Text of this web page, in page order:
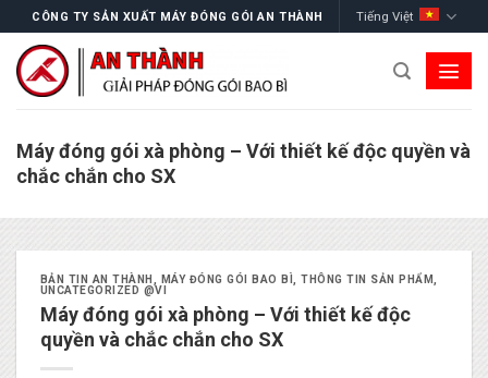
to
content
CÔNG TY SẢN XUẤT MÁY ĐÓNG GÓI AN THÀNH Tiếng Việt
Máy đóng gói xà phòng – Với thiết kế độc quyền và
chắc chắn cho SX
BẢN TIN AN THÀNH MÁY ĐÓNG GÓI BAO BÌ ,THÔNG TIN SẢN PHẨM
UNCATEGORIZED @VI
Máy đóng gói xà phòng – Với thiết kế độc
quyền và chắc chắn cho SX